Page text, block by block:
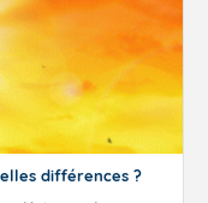
différences ?